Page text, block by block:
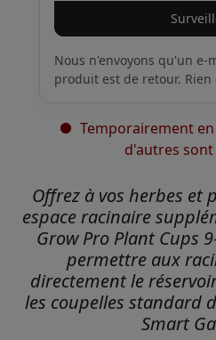
Nous n'envoyons qu'un e-
produit est de retour. Rien
Temporairement
d'autres
Offrez à vos herbes et
espace racinaire
Grow Pro Plant Cups
permettre aux
directement le
les coupelles standard
Smart